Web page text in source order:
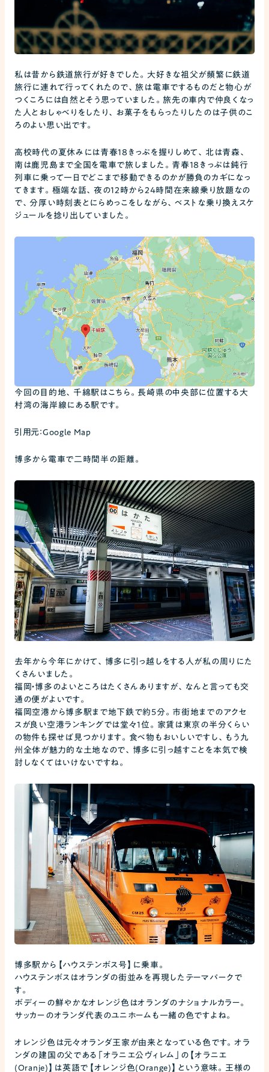
私は昔から鉄道旅行が好きでした。大好きな祖父が頻繁に鉄道
旅行に連れて行ってくれたので、旅は電車でするものだと物心が
つくころには自然とそう思っていました。旅先の車内で仲良くなっ
た人とおしゃべりをしたり、お菓子をもらったりしたのは子供のこ
ろのよい思い出です。
高校時代の夏休みには青春18きっぷを握りしめて、北は青森、
南は鹿児島まで全国を電車で旅しました。青春18きっぷは鈍行
列車に乗って一日でどこまで移動できるのかが勝負のカギになっ
てきます。極端な話、夜の12時から24時間在来線乗り放題なの
で、分厚い時刻表とにらめっこをしながら、ベストな乗り換えスケ
ジュールを捻り出していました。
今回の目的地、千綿駅はこちら。長崎県の中央部に位置する大
村湾の海岸線にある駅です。
引用元：Google Map
博多から電車で二時間半の距離。
去年から今年にかけて、博多に引っ越しをする人が私の周りにた
くさんいました。
福岡・博多のよいところはたくさんありますが、なんと言っても交
通の便がよいです。
福岡空港から博多駅まで地下鉄で約5分。市街地までのアクセ
スが良い空港ランキングでは堂々１位。家賃は東京の半分くらい
の物件も探せば見つかります。食べ物もおいしいですし、もう九
州全体が魅力的な土地なので、博多に引っ越すことを本気で検
討しなくてはいけないですね。
博多駅から【ハウステンボス号】に乗車。
ハウステンボスはオランダの街並みを再現したテーマパークで
す。
ボディーの鮮やかなオレンジ色はオランダのナショナルカラー。
サッカーのオランダ代表のユニホームも一緒の色ですよね。
オレンジ色は元々オランダ王家が由来となっている色です。オラ
ンダの建国の父である「オラニエ公ヴィレム」の【オラニエ
(Oranje)】は英語で【オレンジ色(Orange)】という意味。王様の